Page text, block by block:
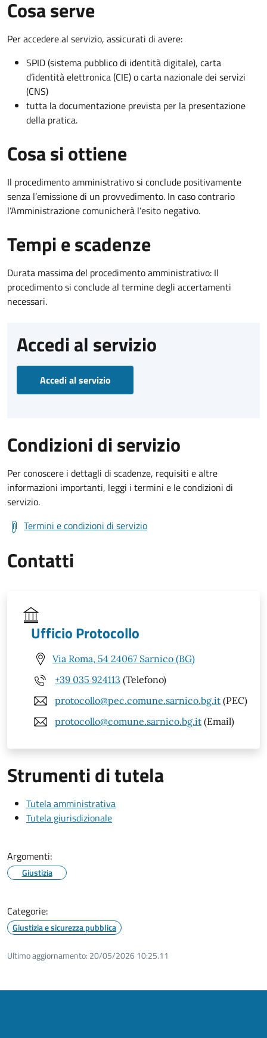
Cosa serve
Per accedere al servizio, assicurati di avere:
SPID (sistema pubblico di identità digitale), carta
d’identità elettronica (CIE) o carta nazionale dei servizi
(CNS)
tutta la documentazione prevista per la presentazione
della pratica.
Cosa si ottiene
Il procedimento amministrativo si conclude positivamente
senza l’emissione di un provvedimento. In caso contrario
l’Amministrazione comunicherà l’esito negativo.
Tempi e scadenze
Durata massima del procedimento amministrativo: Il
procedimento si conclude al termine degli accertamenti
necessari.
Accedi al servizio
Accedi al servizio
Condizioni di servizio
Per conoscere i dettagli di scadenze, requisiti e altre
informazioni importanti, leggi i termini e le condizioni di
servizio.
Termini e condizioni di servizio
Contatti
Ufficio Protocollo
Via Roma, 54 24067 Sarnico (BG)
+39 035 924113 (Telefono)
protocollo@pec.comune.sarnico.bg.it (PEC)
protocollo@comune.sarnico.bg.it (Email)
Strumenti di tutela
Tutela amministrativa
Tutela giurisdizionale
Argomenti:
Giustizia
Categorie:
Giustizia e sicurezza pubblica
Ultimo aggiornamento: 20/05/2026 10:25.11